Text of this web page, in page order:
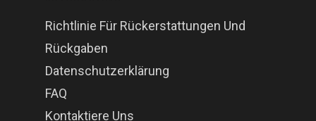
Richtlinie Für Rückerstattungen Und
Rückgaben
Datenschutzerklärung
FAQ
Kontaktiere Uns